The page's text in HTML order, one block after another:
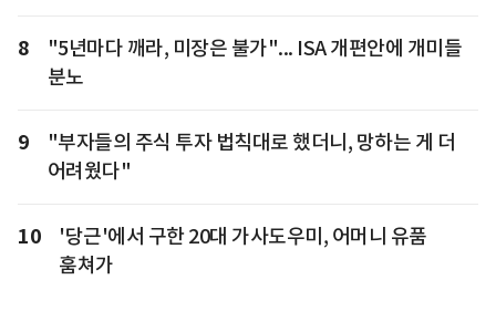
8
"5년마다 깨라, 미장은 불가"... ISA 개편안에 개미들
분노
9
"부자들의 주식 투자 법칙대로 했더니, 망하는 게 더
어려웠다"
10
'당근'에서 구한 20대 가사도우미, 어머니 유품
훔쳐가